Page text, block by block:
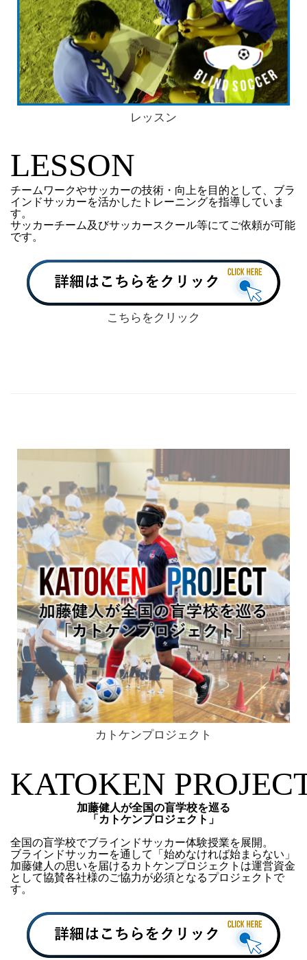
レッスン
LESSON
チームワークやサッカーの技術・向上を目的として、 ブラ
インドサッカーを活かしたトレーニングを指導していま
す。
サッカーチーム及びサッカースクール等にてご依頼が可能
です。
こちらをクリック
カトケンプロジェクト
KATOKEN
加藤健人が全国の盲学校を巡る
「カトケンプロジェクト」
全国の盲学校でブラインドサッカー体験授業を展開。
ブラインドサッカーを通して「始めなければ始まらない」
加藤健人の思いを届ける カトケンプロジェクトは運営資金
として協賛各社様のご協力が必須となるプロジェクトで
す。